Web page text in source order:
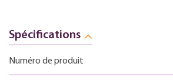
Spécifications
Numéro de produit